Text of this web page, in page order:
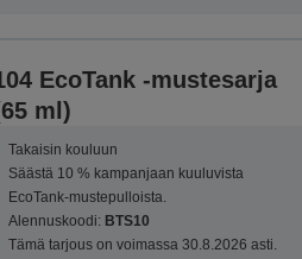
EcoTank -mustesarja
ml)
Takaisin kouluun
Säästä 10 % kampanjaan kuuluvista
EcoTank-mustepulloista.
Alennuskoodi: BTS10
Tämä tarjous on voimassa 30.8.2026 asti.